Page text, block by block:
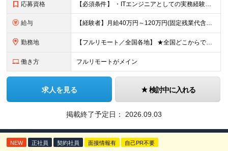
応募資格 【必須条件】 ・ITエンジニアとしての実務経験が1年以上ある方 ※開発・インフラ・運用保守など分野・フェーズは不問！ ※学歴不問 【歓迎条件】 ・基本設計、詳細設計などの経験がある方 ・AWS, G
給与 【経験者】月給40万円～120万円(固定残業代含む)+各種手当 ※月給には、みなし残業手当(月30時間／5万8,000円～15万7,000円)を含みます ※上記を超える時間外労働分は追加で支給します
勤務地 【フルリモート／全国各地】 ★全国どこからでも参画可能！フルリモート案件も多数！ ※プロジェクトは100%選択制。あなたの希望を最優先します。 ※フルリモート、ハイブリッド、常駐案件から自由に選択可能
働き方 フルリモートがメイン
求人を見る 検討中に入れる
掲載終了予定日： 2026.09.03
NEW 正社員 契約社員 面接情報有 自己PR不要